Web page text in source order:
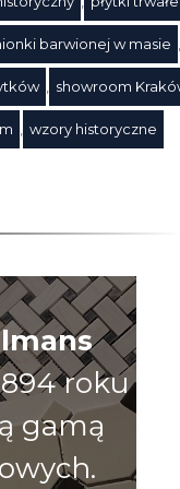
barwionej w masie ,
, showroom
, wzory historyczne
roku
gamą